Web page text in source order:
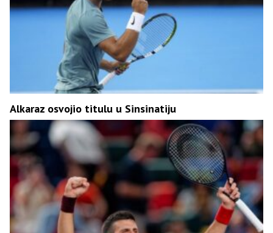
Alkaraz osvojio titulu u Sinsinatiju